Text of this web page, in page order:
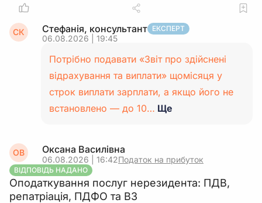
СК Стефанія, консультант ЕКСПЕРТ
06.08.2026 | 19:45
Потрібно подавати «Звіт про здійснені
відрахування та виплати» щомісяця у
строк виплати зарплати, а якщо його не
встановлено — до 10… Ще
ОВ Оксана Василівна
06.08.2026 | 16:42Податок на прибуток
ВІДПОВІДЬ НАДАНО
Оподаткування послуг нерезидента: ПДВ,
репатріація, ПДФО та ВЗ